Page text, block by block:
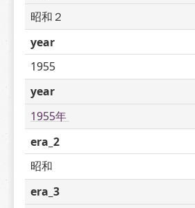
昭和２
year
1955
year
1955年
era_2
昭和
era_3